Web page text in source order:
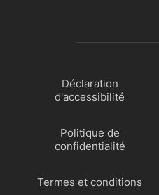
Déclaration
d'accessibilité
Politique de
confidentialité
Termes et conditions